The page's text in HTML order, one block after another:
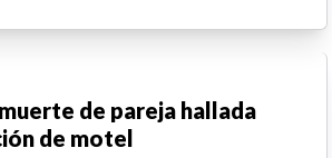
de pareja hallada
de motel